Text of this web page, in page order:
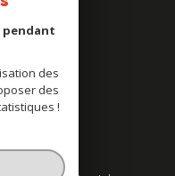
pendant
des
des
!